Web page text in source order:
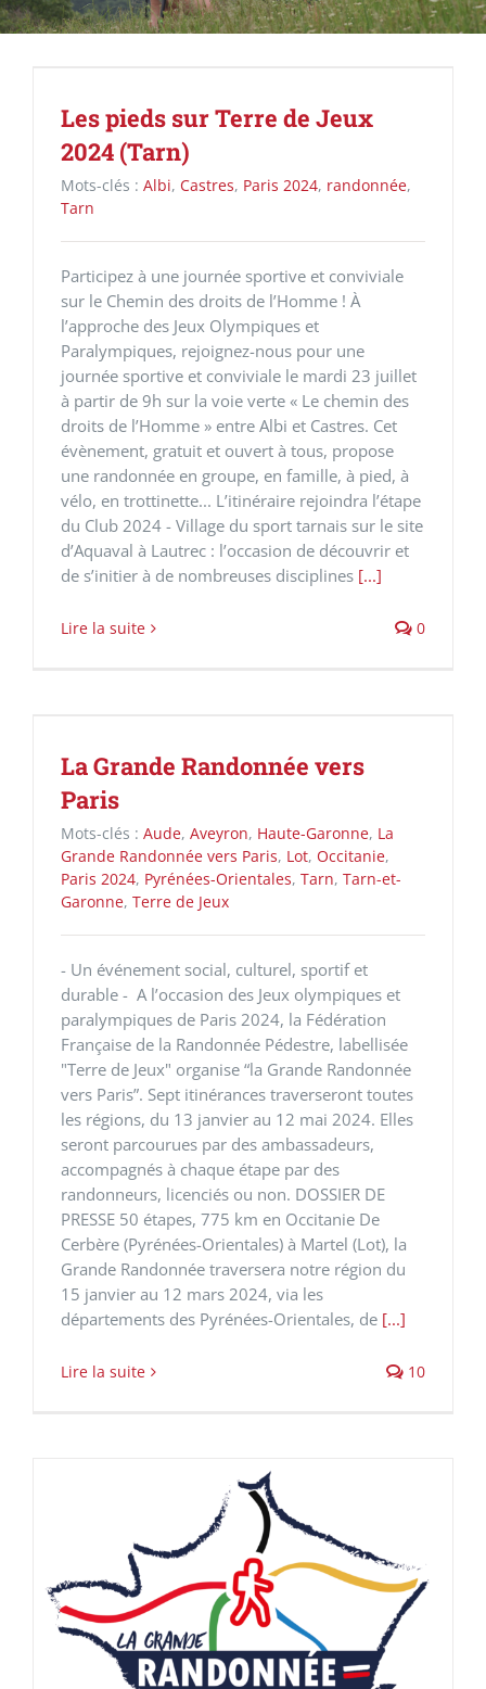
Les pieds sur Terre de Jeux
2024 (Tarn)
Mots-clés : Albi, Castres, Paris 2024, randonnée,
Tarn
Participez à une journée sportive et conviviale
sur le Chemin des droits de l’Homme ! À
l’approche des Jeux Olympiques et
Paralympiques, rejoignez-nous pour une
journée sportive et conviviale le mardi 23 juillet
à partir de 9h sur la voie verte « Le chemin des
droits de l’Homme » entre Albi et Castres. Cet
évènement, gratuit et ouvert à tous, propose
une randonnée en groupe, en famille, à pied, à
vélo, en trottinette... L’itinéraire rejoindra l’étape
du Club 2024 - Village du sport tarnais sur le site
d’Aquaval à Lautrec : l’occasion de découvrir et
de s’initier à de nombreuses disciplines [...]
Lire la suite 0
La Grande Randonnée vers
Paris
Mots-clés : Aude, Aveyron, Haute-Garonne, La
Grande Randonnée vers Paris, Lot, Occitanie,
Paris 2024, Pyrénées-Orientales, Tarn, Tarn-et-
Garonne, Terre de Jeux
- Un événement social, culturel, sportif et
durable - A l’occasion des Jeux olympiques et
paralympiques de Paris 2024, la Fédération
Française de la Randonnée Pédestre, labellisée
"Terre de Jeux" organise “la Grande Randonnée
vers Paris”. Sept itinérances traverseront toutes
les régions, du 13 janvier au 12 mai 2024. Elles
seront parcourues par des ambassadeurs,
accompagnés à chaque étape par des
randonneurs, licenciés ou non. DOSSIER DE
PRESSE 50 étapes, 775 km en Occitanie De
Cerbère (Pyrénées-Orientales) à Martel (Lot), la
Grande Randonnée traversera notre région du
15 janvier au 12 mars 2024, via les
départements des Pyrénées-Orientales, de [...]
Lire la suite 10